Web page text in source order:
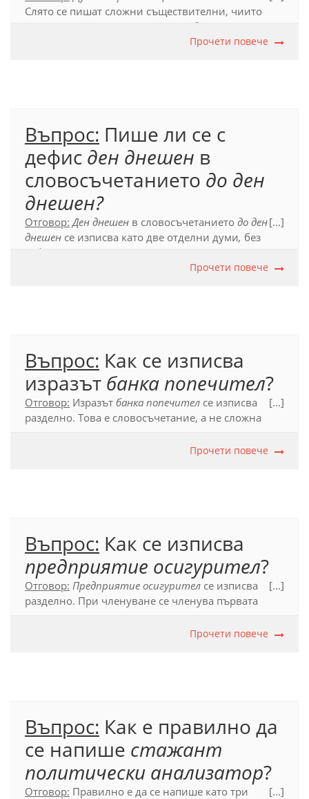
Слято се пишат сложни съществителни, чиито
съставки (първата или и двете) обикновено са от
чужд произход и не се употребяват катоПрочети повече
Въпрос: Пише ли се с
дефис ден днешен в
словосъчетанието до ден
днешен?
Отговор: Ден днешен в словосъчетанието до ден
днешен се изписва като две отделни думи, без
дефис
от съществително и прилагателно с инверсия.
[...]
Прочети повече
Въпрос: Как се изписва
изразът банка попечител?
Отговор: Изразът банка попечител се изписва
разделно. Това е словосъчетание, а не сложна
[...]
Прочети повече
Въпрос: Как се изписва
предприятие осигурител?
Отговор: Предприятие осигурител се изписва
разделно. При членуване се членува първата
словосъчетание от две съществителни, а не
[...]
Прочети повече
Въпрос: Как е правилно да
се напише стажант
политически анализатор?
Отговор: Правилно е да се напише като три
[...]